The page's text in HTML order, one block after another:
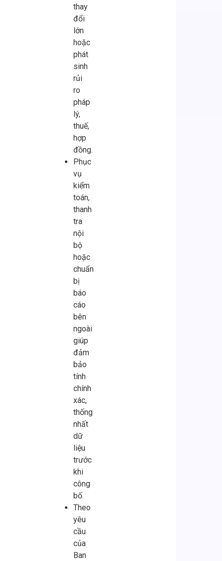
thay
đổi
lớn
hoặc
phát
sinh
rủi
ro
pháp
lý,
thuế,
hợp
đồng.
Phục
vụ
kiểm
toán,
thanh
tra
nội
bộ
hoặc
chuẩn
bị
báo
cáo
bên
ngoài
giúp
đảm
bảo
tính
chính
xác,
thống
nhất
dữ
liệu
trước
khi
công
bố.
Theo
yêu
cầu
của
Ban